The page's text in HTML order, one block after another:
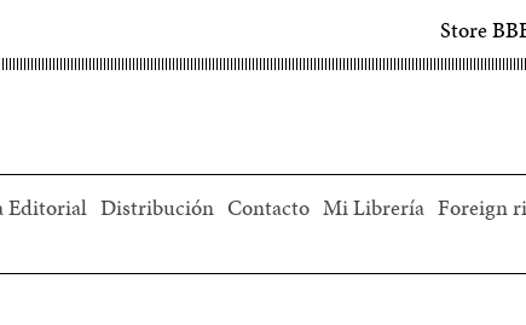
Store
Editorial Distribución Contacto Mi Librería Foreign